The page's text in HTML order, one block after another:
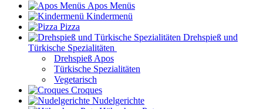
Apos Menüs
Kindermenü
Pizza
Drehspieß und
Türkische Spezialitäten
Drehspieß Apos
Türkische Spezialitäten
Vegetarisch
Croques
Nudelgerichte